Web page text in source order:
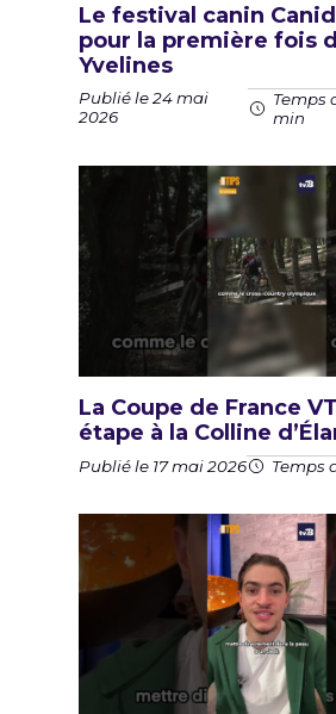
Le festival canin
pour la première fois
Yvelines
Publié le 24 mai
2026
Temps
min
La Coupe de France
étape à la Colline
Publié le 17 mai 2026 Temps